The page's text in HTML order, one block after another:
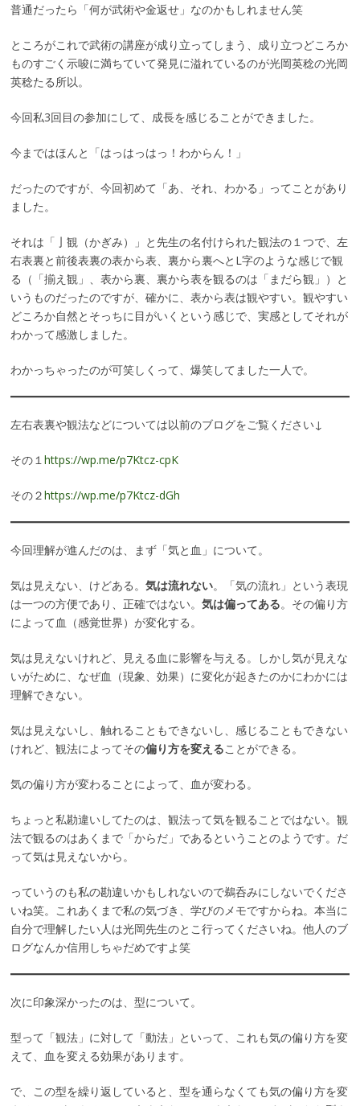
普通だったら「何が武術や金返せ」なのかもしれません笑
ところがこれで武術の講座が成り立ってしまう、成り立つどころか
ものすごく示唆に満ちていて発見に溢れているのが光岡英稔の光岡
英稔たる所以。
今回私3回目の参加にして、成長を感じることができました。
今まではほんと「はっはっはっ！わからん！」
だったのですが、今回初めて「あ、それ、わかる」ってことがあり
ました。
それは「亅観（かぎみ）」と先生の名付けられた観法の１つで、左
右表裏と前後表裏の表から表、裏から裏へとL字のような感じで観
る（「揃え観」、表から裏、裏から表を観るのは「まだら観」）と
いうものだったのですが、確かに、表から表は観やすい。観やすい
どころか自然とそっちに目がいくという感じで、実感としてそれが
わかって感激しました。
わかっちゃったのが可笑しくって、爆笑してました一人で。
左右表裏や観法などについては以前のブログをご覧ください↓
その１ https://wp.me/p7Ktcz-cpK
その２https://wp.me/p7Ktcz-dGh
今回理解が進んだのは、まず「気と血」について。
気は見えない、けどある。 気は流れない。「気の流れ」という表現
は一つの方便であり、正確ではない。 気は偏ってある。その偏り方
によって血（感覚世界）が変化する。
気は見えないけれど、見える血に影響を与える。しかし気が見えな
いがために、なぜ血（現象、効果）に変化が起きたのかにわかには
理解できない。
気は見えないし、触れることもできないし、感じることもできない
けれど、観法によってその偏り方を変えることができる。
気の偏り方が変わることによって、血が変わる。
ちょっと私勘違いしてたのは、観法って気を観ることではない。観
法で観るのはあくまで「からだ」であるということのようです。だ
って気は見えないから。
っていうのも私の勘違いかもしれないので鵜呑みにしないでくださ
いね笑。これあくまで私の気づき、学びのメモですからね。本当に
自分で理解したい人は光岡先生のとこ行ってくださいね。他人のブ
ログなんか信用しちゃだめですよ笑
次に印象深かったのは、型について。
型って「観法」に対して「動法」といって、これも気の偏り方を変
えて、血を変える効果があります。
で、この型を繰り返していると、型を通らなくても気の偏り方を変